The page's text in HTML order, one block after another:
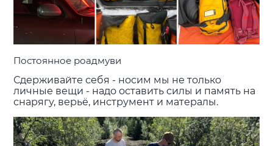
Постоянное роадмуви
Сдерживайте себя - носим мы не только
личные вещи - надо оставить силы и память на
снарягу, верьё, инструмент и матералы.